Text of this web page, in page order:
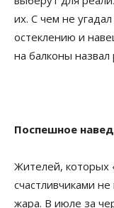
их. С чем не
остеклению и
на балконы назвал
Поспешное
Жителей, которых
счастливчиками
жара. В июле за